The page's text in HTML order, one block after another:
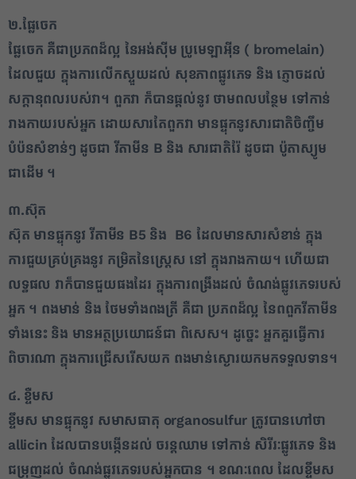
២.​ផ្លែ​ចេក​
​ផ្លែ​ចេក គឺជា​ប្រភព​ដ៏​ល្អ នៃ​អង់ស៊ីម ប្រូ​មេឡា​អ៊ីន ( bromelain)
ដែល​ជួយ ក្នុង​ការលើក​ស្ទួយ​ដល់ សុខភាព​ផ្លូវភេទ និង ភ្ញោ​ចដល់
សក្តានុពល​របស់​វា​។ ពួកវា ក៏បាន​ផ្តល់​នូវ ថាមពល​បន្ថែម ទៅកាន់
រាងកាយ​របស់​អ្នក ដោយសារ​តែ​ពួក​វា មាន​ផ្ទុក​នូវ​សារជាតិ​ចិញ្ចឹម​
បំប៉ន​សំខាន់ៗ ដូចជា វីតាមីន B និង សារជាតិ​រ៉ែ ដូចជា ប៉ូ​តា​ស្យូម​
ជាដើម ។​
៣.​ស៊ុត​
​ស៊ុត មាន​ផ្ទុក​នូវ វីតាមីន B5 និង B6 ដែល​មាន​សារសំខាន់ ក្នុង​
ការជួយ​គ្រប់គ្រង​នូវ កម្រិត​នៃ​ស្ត្រេ​ស នៅ ក្នុង​រាងកាយ​។ ហើយ​ជា​
លទ្ធផល វា​ក៏​បាន​ជួយ​ផងដែរ ក្នុង​ការពង្រឹង​ដល់ ចំណង់​ផ្លូវភេទ​របស់​
អ្នក ។ ពង​មាន់ និង ថែម​ទាំង​ពងត្រី គឺជា ប្រភព​ដ៏​ល្អ នៃ​ពពួក​វីតាមីន​
ទាំងនេះ និង មាន​អត្ថប្រយោជន៍​ជា ពិសេស​។ ដូច្នេះ អ្នក​គួរ​ធ្វើការ​
ពិចារណា ក្នុង​ការជ្រើសរើស​យក ពង​មាន់ស្ងោរ​យកមក​ទទួលទាន​។​
៤. ខ្ទឺ​មស​
​ខ្ទឹម​ស មាន​ផ្ទុក​នូវ សមាសធាតុ organosulfur ត្រូវ​បាន​ហៅ​ថា
allicin ដែល​បាន​បង្កើន​ដល់ ចរន្ត​ឈាម ទៅកាន់ សិរីរៈ​ផ្លូវភេទ និង
ជម្រុញ​ដល់ ចំណង់​ផ្លូវភេទ​របស់​អ្នក​បាន ។ ខណៈពេល ដែល​ខ្ទឹមស
✕